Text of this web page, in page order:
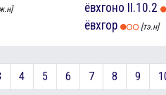
ёвхгоно II.10.2
ёвхгор [тэ.н]
4 5 6 7 8 9